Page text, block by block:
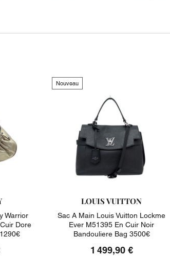
Warrior
Dore
Nouveau
LOUIS VUITTON
Sac A Main Louis Vuitton Lockme
Ever M51395 En Cuir Noir
Bandouliere Bag 3500€
1 499,90 €